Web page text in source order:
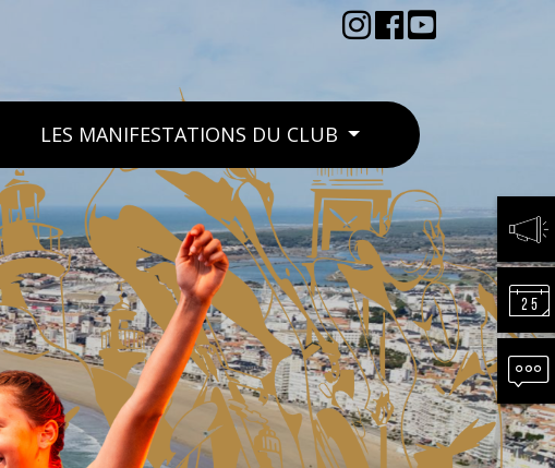
LES MANIFESTATIONS DU CLUB